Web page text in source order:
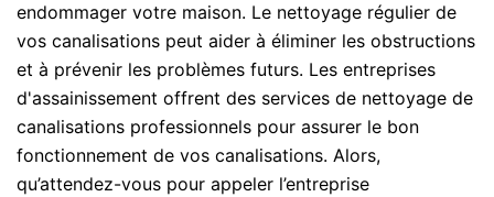
endommager votre maison. Le nettoyage régulier de
vos canalisations peut aider à éliminer les obstructions
et à prévenir les problèmes futurs. Les entreprises
d'assainissement offrent des services de nettoyage de
canalisations professionnels pour assurer le bon
fonctionnement de vos canalisations. Alors,
qu’attendez-vous pour appeler l’entreprise